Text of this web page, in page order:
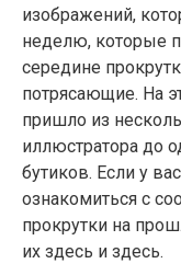
изображений,
неделю, которые
середине
потрясающие. На
пришло из
иллюстратора до
бутиков. Если у
ознакомиться с
прокрутки на
их здесь и здесь.